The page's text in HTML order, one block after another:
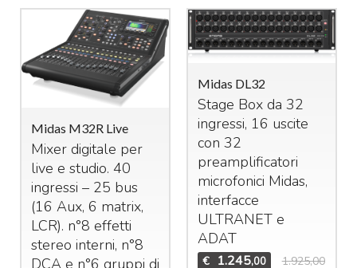
Midas M32R Live
Mixer digitale per
live e studio. 40
ingressi – 25 bus
(16 Aux, 6 matrix,
LCR). n°8 effetti
stereo interni, n°8
DCAe n°6 gruppi di
Midas DL32
Stage Box da 32
ingressi, 16 uscite
con 32
preamplificatori
microfonici Midas,
interfacce
ULTRANETe
ADAT
€ 1.245,00 1.925,00